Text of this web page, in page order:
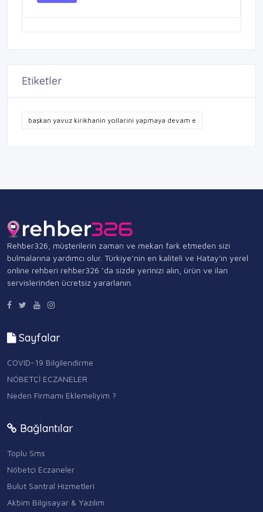
Etiketler
başkan yavuz kirikhanin yollarini yapmaya devam e
Rehber326, müşterilerin zaman ve mekan fark etmeden sizi
bulmalarına yardımcı olur. Türkiye’nin en kaliteli ve Hatay'ın yerel
online rehberi rehber326 ‘da sizde yerinizi alın, ürün ve ilan
servislerinden ücretsiz yararlanın.
Sayfalar
COVID-19 Bilgilendirme
NÖBETÇİ ECZANELER
Neden Firmamı Eklemeliyim ?
Bağlantılar
Toplu Sms
Nöbetçi Eczaneler
Bulut Santral Hizmetleri
Akbim Bilgisayar & Yazılım